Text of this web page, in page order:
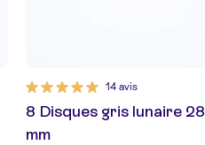
14 avis
8 Disques gris lunaire 28
mm